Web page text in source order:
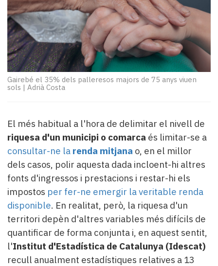
escena!
Dis
la
teva!
Subscriptors
La
newsletter
del
Contingut
patrocinat
Lo
més
llegit...
Editorial
Gairebé el 35% dels palleresos majors de 75 anys viuen
sols | Adrià Costa
El més habitual a l'hora de delimitar el nivell de
riquesa d'un municipi o comarca és limitar-se a
consultar-ne la renda mitjana o, en el millor
dels casos, polir aquesta dada incloent-hi altres
fonts d'ingressos i prestacions i restar-hi els
impostos per fer-ne emergir la veritable renda
disponible. En realitat, però, la riquesa d'un
territori depèn d'altres variables més difícils de
quantificar de forma conjunta i, en aquest sentit,
l'Institut d'Estadística de Catalunya (Idescat)
recull anualment estadístiques relatives a 13